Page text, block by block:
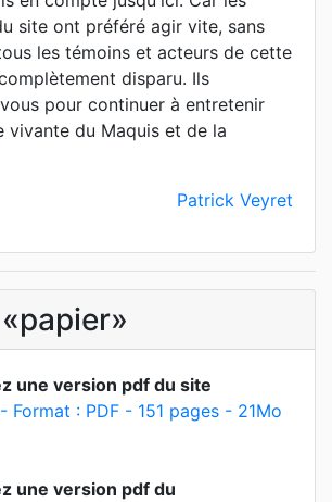
site ont préféré agir vite, sans
les témoins et acteurs de cette
disparu. Ils
pour continuer à entretenir
vivante du Maquis et de la
Patrick Veyret
une version pdf du site
Format : PDF - 151 pages - 21Mo
une version pdf du